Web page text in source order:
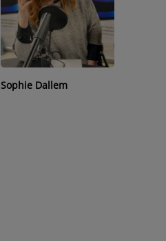
Sophie Dallem